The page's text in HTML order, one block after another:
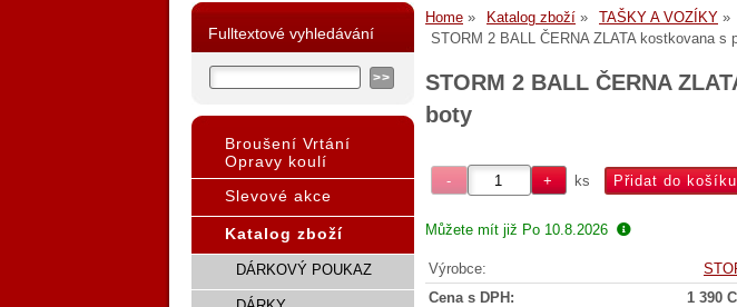
Home Katalog zboží TAŠKY A VOZÍKY
STORM 2 BALL ČERNA ZLATA kostkovana s
STORM 2 BALL ČERNA
boty
ks
Můžete mít již Po 10.8.2026
Výrobce:
Cena s DPH:
1 390
Fulltextové vyhledávání
Broušení Vrtání
Opravy koulí
Slevové akce
Katalog zboží
DÁRKOVÝ POUKAZ